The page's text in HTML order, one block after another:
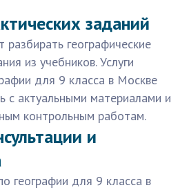
заданий
разбирать географические
из учебников. Услуги
для 9 класса в Москве
с актуальными материалами и
контрольным работам.
и
географии для 9 класса в